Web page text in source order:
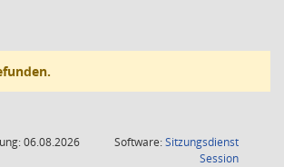
06.08.2026
Software:Sitzungsdienst
Session(Wird in